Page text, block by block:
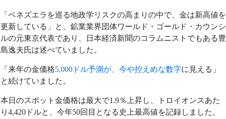
「ベネズエラを巡る地政学リスクの高まりの中で、金は新高値を
更新している」と、鉱業業界団体ワールド・ゴールド・カウンシ
ルの元東京代表であり、日本経済新聞のコラムニストでもある豊
島逸夫氏は述べていました。
「来年の金価格5,000ドル予測が、今や控えめな数字に見える」
と続けていました。
本日のスポット金価格は最大で1.9％上昇し、トロイオンスあた
り4,420ドルと、今年50回目となる史上最高値を記録しました。